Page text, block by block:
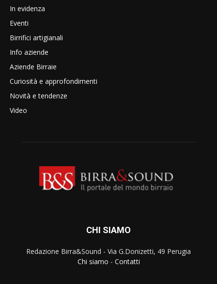
In evidenza
Eventi
Birrifici artigianali
Info aziende
Aziende Birraie
Curiosità e approfondimenti
Novità e tendenze
Video
CHI SIAMO
Redazione Birra&Sound - Via G.Donizetti, 49 Perugia
Chi siamo - Contatti